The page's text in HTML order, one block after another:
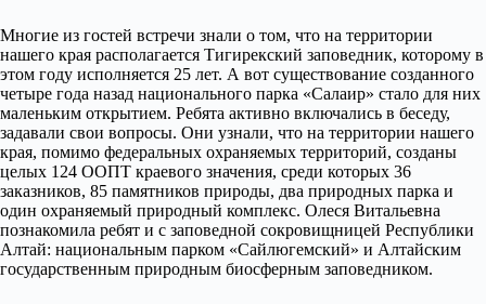
Многие из гостей встречи знали о том, что на территории
нашего края располагается Тигирекский заповедник, которому в
этом году исполняется 25 лет. А вот существование созданного
четыре года назад национального парка «Салаир» стало для них
маленьким открытием. Ребята активно включались в беседу,
задавали свои вопросы. Они узнали, что на территории нашего
края, помимо федеральных охраняемых территорий, созданы
целых 124 ООПТ краевого значения, среди которых 36
заказников, 85 памятников природы, два природных парка и
один охраняемый природный комплекс. Олеся Витальевна
познакомила ребят и с заповедной сокровищницей Республики
Алтай: национальным парком «Сайлюгемский» и Алтайским
государственным природным биосферным заповедником.